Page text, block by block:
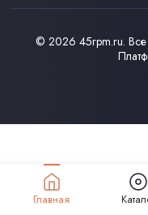
© 2026 45rpm.ru.
Главная